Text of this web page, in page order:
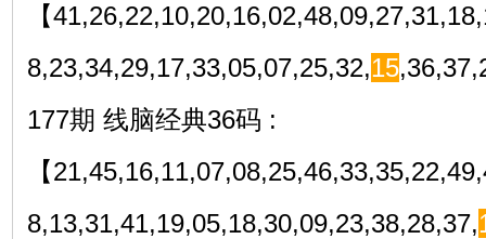
【
8,23,34,29,17,33,05,07,25,32,15
177期 线脑经典36码 :
【
8,13,31,41,19,05,18,30,09,23,38,28,37,